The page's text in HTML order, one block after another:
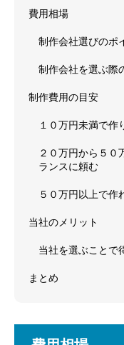
費用相場
制作会社選びのポ
制作会社を選ぶ際
制作費用の目安
１０万円未満で作
２０万円から５０
ランスに頼む
５０万円以上で作
当社のメリット
当社を選ぶことで
まとめ